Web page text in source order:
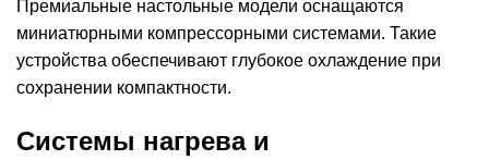
Премиальные настольные модели оснащаются
миниатюрными компрессорными системами. Такие
устройства обеспечивают глубокое охлаждение при
сохранении компактности.
Системы нагрева и